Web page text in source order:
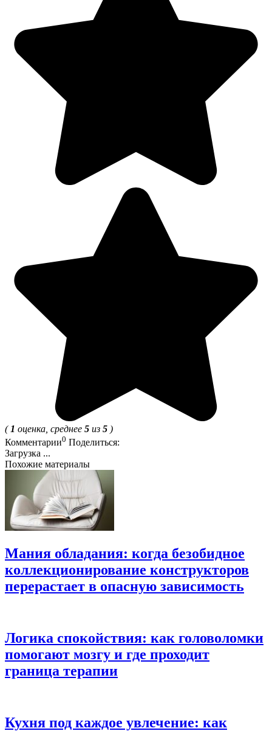
( 1 оценка, среднее 5 из 5 )
Комментарии0 Поделиться:
Загрузка ...
Похожие материалы
Мания обладания: когда безобидное
коллекционирование конструкторов
перерастает в опасную зависимость
Логика спокойствия: как головоломки
помогают мозгу и где проходит
граница терапии
Кухня под каждое увлечение: как